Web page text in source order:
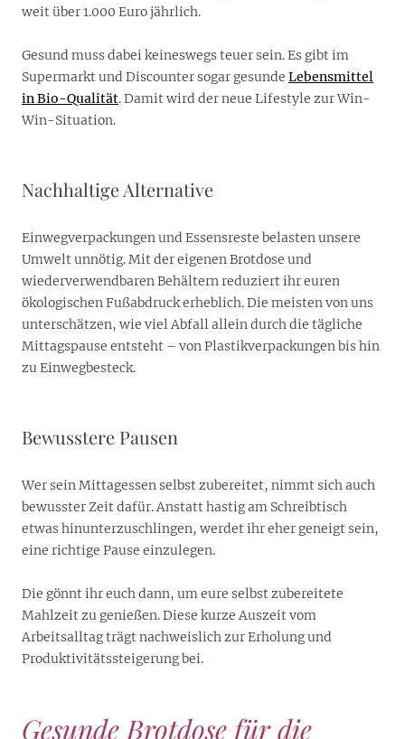
weit über 1.000 Euro jährlich.
Gesund muss dabei keineswegs teuer sein. Es gibt im
Supermarkt und Discounter sogar gesunde Lebensmittel
in Bio-Qualität. Damit wird der neue Lifestyle zur Win-
Win-Situation.
Nachhaltige Alternative
Einwegverpackungen und Essensreste belasten unsere
Umwelt unnötig. Mit der eigenen Brotdose und
wiederverwendbaren Behältern reduziert ihr euren
ökologischen Fußabdruck erheblich. Die meisten von uns
unterschätzen, wie viel Abfall allein durch die tägliche
Mittagspause entsteht – von Plastikverpackungen bis hin
zu Einwegbesteck.
Bewusstere Pausen
Wer sein Mittagessen selbst zubereitet, nimmt sich auch
bewusster Zeit dafür. Anstatt hastig am Schreibtisch
etwas hinunterzuschlingen, werdet ihr eher geneigt sein,
eine richtige Pause einzulegen.
Die gönnt ihr euch dann, um eure selbst zubereitete
Mahlzeit zu genießen. Diese kurze Auszeit vom
Arbeitsalltag trägt nachweislich zur Erholung und
Produktivitätssteigerung bei.
Gesunde Brotdose für die